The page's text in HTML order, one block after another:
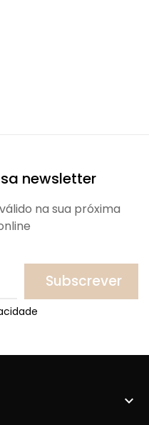
newsletter
na sua próxima
Subscrever
